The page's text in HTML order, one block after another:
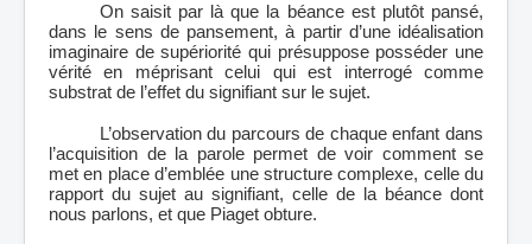
On saisit par là que la béance est plutôt pansé,
dans le sens de pansement, à partir d’une idéalisation
imaginaire de supériorité qui présuppose posséder une
vérité en méprisant celui qui est interrogé comme
substrat de l’effet du signifiant sur le sujet.
L’observation du parcours de chaque enfant dans
l’acquisition de la parole permet de voir comment se
met en place d’emblée une structure complexe, celle du
rapport du sujet au signifiant, celle de la béance dont
nous parlons, et que Piaget obture.